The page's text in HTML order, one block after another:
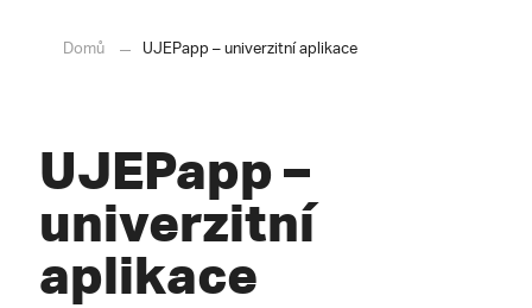
Domů UJEPapp – univerzitní aplikace
UJEPapp –
univerzitní
aplikace